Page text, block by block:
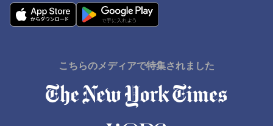
山口県でのホテル
高槻市でのホテル
津山市でのホテル
明石市でのホテル
こちらのメディアで特集されました